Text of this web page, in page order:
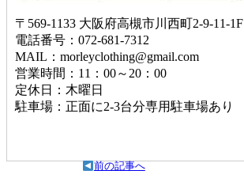
〒569-1133 大阪府高槻市川西町2-9-11-1F
電話番号：072-681-7312
MAIL：morleyclothing@gmail.com
営業時間：11：00～20：00
定休日：木曜日
駐車場：正面に2-3台分専用駐車場あり
前の記事へ